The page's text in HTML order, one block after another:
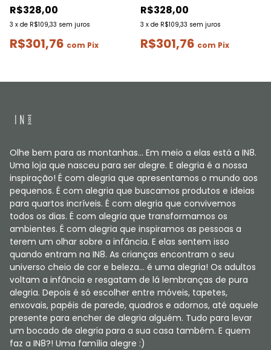
R$328,00
3 x de R$109,33 sem juros
R$301,76 com Pix
R$328,00
3 x de R$109,33 sem juros
R$301,76 com Pix
Olhe bem para as montanhas... Em meio a elas está a IN8.
Uma loja que nasceu para ser alegre. E alegria é a nossa
inspiração! É com alegria que apresentamos o mundo aos
pequenos. É com alegria que buscamos produtos e ideias
para quartos incríveis. É com alegria que convivemos
todos os dias. É com alegria que transformamos os
ambientes. É com alegria que inspiramos as pessoas a
terem um olhar sobre a infância. E elas sentem isso
quando entram na IN8. As crianças encontram o seu
universo cheio de cor e beleza... é uma alegria! Os adultos
voltam a infância e resgatam de lá lembranças de pura
alegria. Depois é só escolher entre móveis, tapetes,
enxovais, papéis de parede, quadros e adornos, até aquele
presente para encher de alegria alguém. Tudo para levar
um bocado de alegria para a sua casa também. E quem
faz a IN8?! Uma família alegre :)